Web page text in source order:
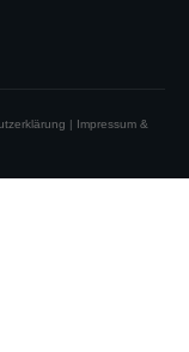
| Impressum &